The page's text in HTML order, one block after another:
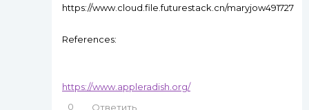
https://www.cloud.file.futurestack.cn/maryjow491727
References:
https://www.appleradish.org/
0
Ответить